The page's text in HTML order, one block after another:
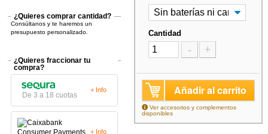
¿Quieres comprar cantidad?
Consúltanos y te haremos un
presupuesto personalizado.
¿Quieres fraccionar tu
compra?
De 3 a 18 cuotas
+ Info
+ Info
Cantidad
- +
Añadir al carrito
Ver accesorios y complementos
disponibles